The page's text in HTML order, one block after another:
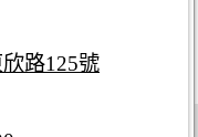
路125號